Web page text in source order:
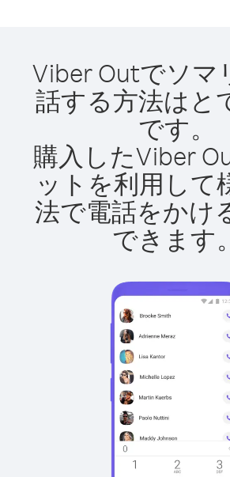
Viber Outでソマ
話する方法はと
です。
購入したViber
ットを利用して
法で電話をかけ
できます。